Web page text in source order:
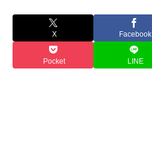
X Facebook
Pocket LINE